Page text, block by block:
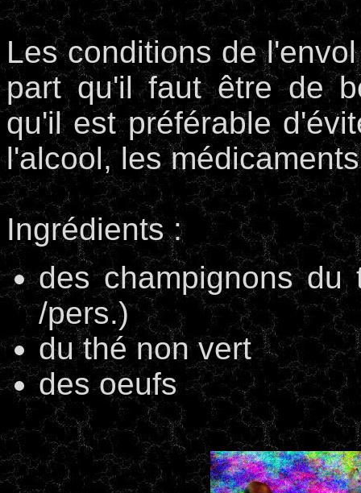
Les conditions de
part qu'il faut être de
qu'il est préférable
l'alcool, les
Ingrédients :
des champignons du
/pers.)
du thé non vert
des oeufs